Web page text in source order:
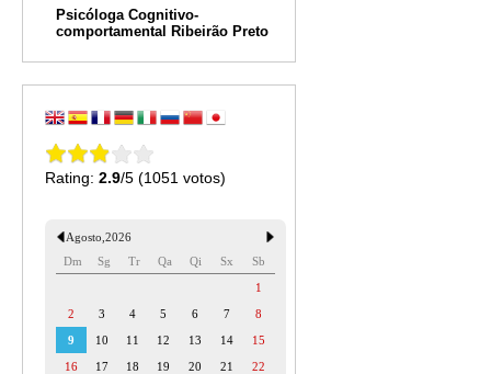
Psicóloga Cognitivo-
comportamental Ribeirão Preto
Rating: 2.9/5 (1051 votos)
Agosto 2026
Dm
Sg Tr Qa Qi Sx
Sb
1
2
3 4 5 6 7
8
9
10 11 12 13 14
15
16
17 18 19 20 21
22